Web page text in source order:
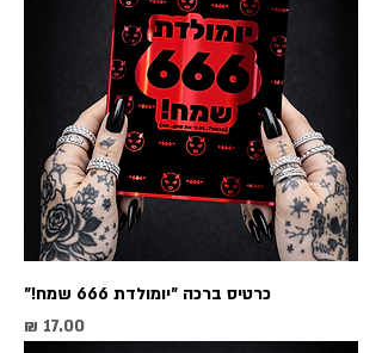
כרטיס ברכה ״יומולדת 666 שמח!״
מחיר